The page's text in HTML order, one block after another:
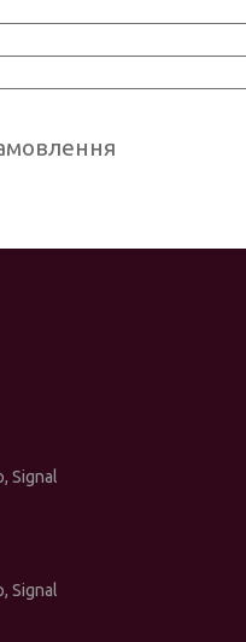
Signal
Signal